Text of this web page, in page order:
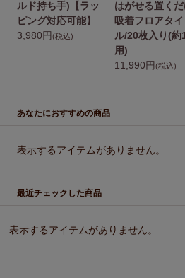
ルド持ち手)【ラッ
ピング対応可能】
3,980円 (税込)
はがせる置く
吸着フロアタイ
ル/20枚入り(約
用)
11,990円 (税込)
あなたにおすすめの商品
表示するアイテムがありません。
最近チェックした商品
表示するアイテムがありません。